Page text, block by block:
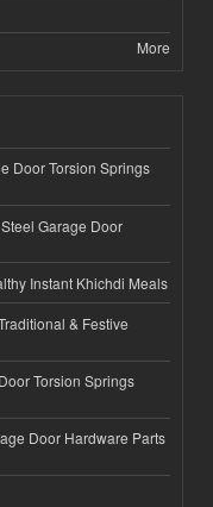
More
Door Torsion Springs
Garage Door
Instant Khichdi Meals
& Festive
Torsion Springs
Door Hardware Parts